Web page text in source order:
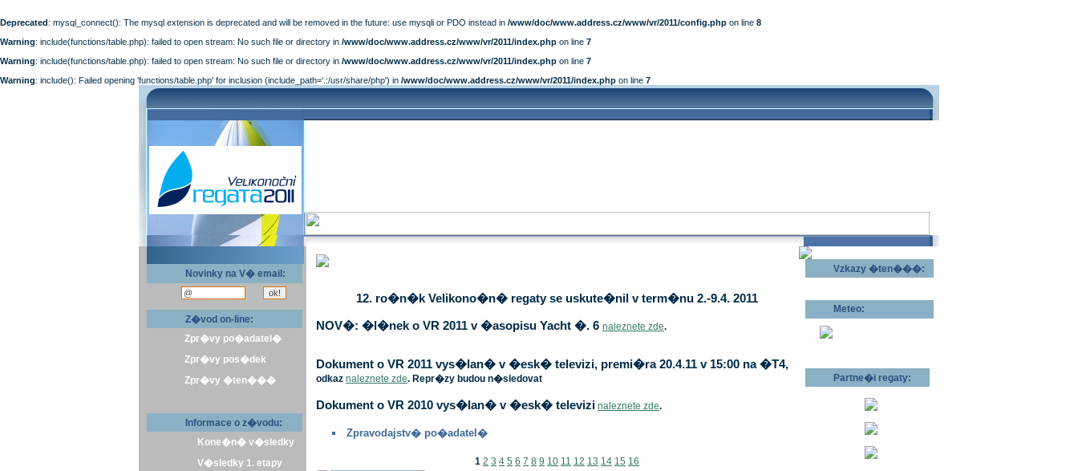
Deprecated: mysql_connect(): The mysql extension is deprecated and will be removed in the future: use mysqli or PDO instead in /www/doc/www.address.cz/www/vr/2011/config.php on line 8
Warning: include(functions/table.php): failed to open stream: No such file or directory in /www/doc/www.address.cz/www/vr/2011/index.php on line 7
Warning: include(functions/table.php): failed to open stream: No such file or directory in /www/doc/www.address.cz/www/vr/2011/index.php on line 7
Warning: include(): Failed opening 'functions/table.php' for inclusion (include_path='.:/usr/share/php') in /www/doc/www.address.cz/www/vr/2011/index.php on line 7
Novinky na V� email:
Z�vod on-line:
Zpr�vy po�adatel�
Zpr�vy pos�dek
Zpr�vy �ten���
Informace o z�vodu:
Kone�n� v�sledky
V�sledky 1. etapy
12. ro�n�k Velikono�n� regaty se uskute�nil v term�nu 2.-9.4. 2011
NOV�: �l�nek o VR 2011 v �asopisu Yacht �. 6 naleznete zde.
Dokument o VR 2011 vys�lan� v �esk� televizi, premi�ra 20.4.11 v 15:00 na �T4,
odkaz naleznete zde. Repr�zy budou n�sledovat
Dokument o VR 2010 vys�lan� v �esk� televizi naleznete zde.
Zpravodajstv� po�adatel�
1 2 3 4 5 6 7 8 9 10 11 12 13 14 15 16
Vzkazy �ten���:
Meteo:
Partne�i regaty: